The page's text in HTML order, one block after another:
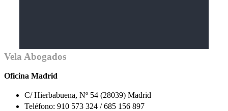
Vela Abogados
Oficina Madrid
C/ Hierbabuena, Nº 54 (28039) Madrid
Teléfono: 910 573 324 / 685 156 897